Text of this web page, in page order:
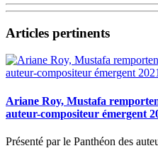
Articles pertinents
Ariane Roy, Mustafa
auteur-compositeur émergent
Présenté par le Panthéon des